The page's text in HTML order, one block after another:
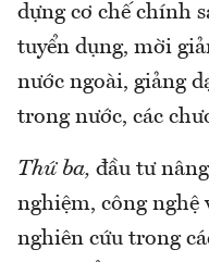
dựng cơ chế chính
tuyển dụng, mời
nước ngoài, giảng
trong nước, các
Thứ ba, đầu tư
nghiệm, công nghệ
nghiên cứu trong